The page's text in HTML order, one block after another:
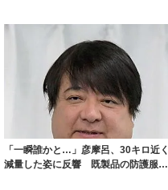
「一瞬誰かと…」彦摩呂、30キロ近く
減量した姿に反響 既製品の防護服が